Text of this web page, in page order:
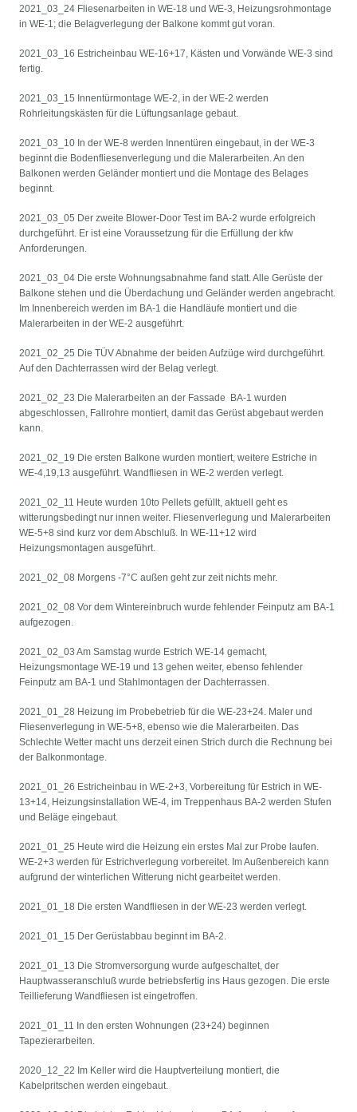
2021_03_24 Fliesenarbeiten in WE-18 und WE-3, Heizungsrohmontage
in WE-1; die Belagverlegung der Balkone kommt gut voran.
2021_03_16 Estricheinbau WE-16+17, Kästen und Vorwände WE-3 sind
fertig.
2021_03_15 Innentürmontage WE-2, in der WE-2 werden
Rohrleitungskästen für die Lüftungsanlage gebaut.
2021_03_10 In der WE-8 werden Innentüren eingebaut, in der WE-3
beginnt die Bodenfliesenverlegung und die Malerarbeiten. An den
Balkonen werden Geländer montiert und die Montage des Belages
beginnt.
2021_03_05 Der zweite Blower-Door Test im BA-2 wurde erfolgreich
durchgeführt. Er ist eine Voraussetzung für die Erfüllung der kfw
Anforderungen.
2021_03_04 Die erste Wohnungsabnahme fand statt. Alle Gerüste der
Balkone stehen und die Überdachung und Geländer werden angebracht.
Im Innenbereich werden im BA-1 die Handläufe montiert und die
Malerarbeiten in der WE-2 ausgeführt.
2021_02_25 Die TÜV Abnahme der beiden Aufzüge wird durchgeführt.
Auf den Dachterrassen wird der Belag verlegt.
2021_02_23 Die Malerarbeiten an der Fassade BA-1 wurden
abgeschlossen, Fallrohre montiert, damit das Gerüst abgebaut werden
kann.
2021_02_19 Die ersten Balkone wurden montiert, weitere Estriche in
WE-4,19,13 ausgeführt. Wandfliesen in WE-2 werden verlegt.
2021_02_11 Heute wurden 10to Pellets gefüllt, aktuell geht es
witterungsbedingt nur innen weiter. Fliesenverlegung und Malerarbeiten
WE-5+8 sind kurz vor dem Abschluß. In WE-11+12 wird
Heizungsmontagen ausgeführt.
2021_02_08 Morgens -7°C außen geht zur zeit nichts mehr.
2021_02_08 Vor dem Wintereinbruch wurde fehlender Feinputz am BA-1
aufgezogen.
2021_02_03 Am Samstag wurde Estrich WE-14 gemacht,
Heizungsmontage WE-19 und 13 gehen weiter, ebenso fehlender
Feinputz am BA-1 und Stahlmontagen der Dachterrassen.
2021_01_28 Heizung im Probebetrieb für die WE-23+24. Maler und
Fliesenverlegung in WE-5+8, ebenso wie die Malerarbeiten. Das
Schlechte Wetter macht uns derzeit einen Strich durch die Rechnung bei
der Balkonmontage.
2021_01_26 Estricheinbau in WE-2+3, Vorbereitung für Estrich in WE-
13+14, Heizungsinstallation WE-4, im Treppenhaus BA-2 werden Stufen
und Beläge eingebaut.
2021_01_25 Heute wird die Heizung ein erstes Mal zur Probe laufen.
WE-2+3 werden für Estrichverlegung vorbereitet. Im Außenbereich kann
aufgrund der winterlichen Witterung nicht gearbeitet werden.
2021_01_18 Die ersten Wandfliesen in der WE-23 werden verlegt.
2021_01_15 Der Gerüstabbau beginnt im BA-2.
2021_01_13 Die Stromversorgung wurde aufgeschaltet, der
Hauptwasseranschluß wurde betriebsfertig ins Haus gezogen. Die erste
Teillieferung Wandfliesen ist eingetroffen.
2021_01_11 In den ersten Wohnungen (23+24) beginnen
Tapezierarbeiten.
2020_12_22 Im Keller wird die Hauptverteilung montiert, die
Kabelpritschen werden eingebaut.